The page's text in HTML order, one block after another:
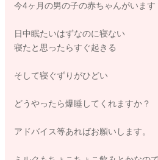
今4ヶ月の男の子の赤ちゃんがいます
日中眠たいはずなのに寝ない
寝たと思ったらすぐ起きる
そして寝ぐずりがひどい
どうやったら爆睡してくれますか？
アドバイス等あればお願いします。